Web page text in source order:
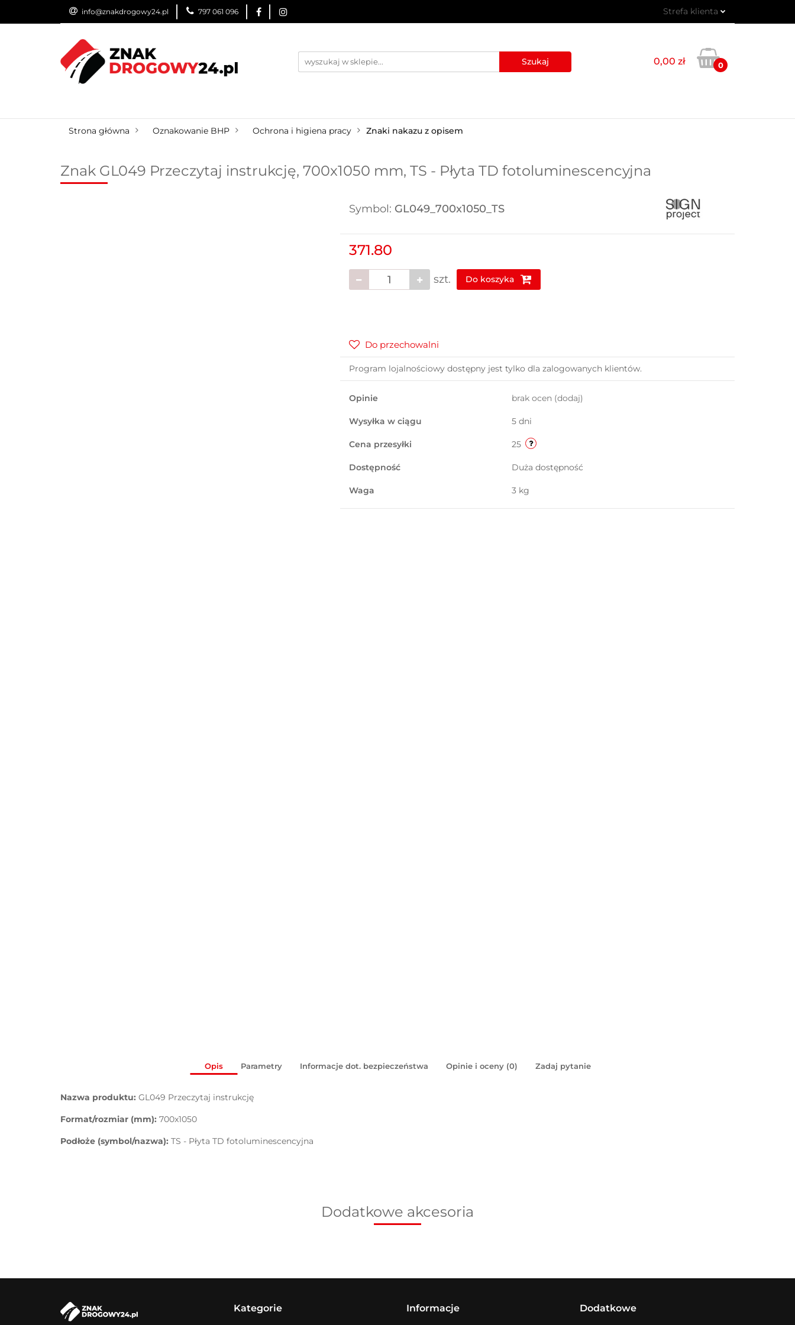
info@znakdrogowy24.pl 797 061 096 Strefa klienta
Zarejestruj się
Dodaj zgłoszenie
0,00 zł 0
ZNAKI DROGOWE URZĄDZENIA BRD
Strona główna Oznakowanie BHP Ochrona i higiena pracy Znaki nakazu z opisem
Znak GL049 Przeczytaj instrukcję, 700x1050 mm, TS - Płyta TD fotoluminescencyjna
Symbol: GL049_700x1050_TS
371.80
szt. Do koszyka
Do przechowalni
Program lojalnościowy dostępny jest tylko dla zalogowanych klientów.
Opinie brak ocen (dodaj)
Wysyłka w ciągu 5 dni
Cena przesyłki 25
Dostępność Duża dostępność
Waga 3 kg
Opis Parametry Informacje dot. bezpieczeństwa Opinie i oceny (0) Zadaj pytanie
Nazwa produktu: GL049 Przeczytaj instrukcję
Format/rozmiar (mm): 700x1050
Podłoże (symbol/nazwa): TS - Płyta TD fotoluminescencyjna
Dodatkowe akcesoria
Kategorie Informacje Dodatkowe